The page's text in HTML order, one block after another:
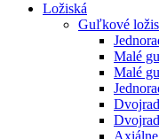
Ložiská
Guľkové
Malé
Malé